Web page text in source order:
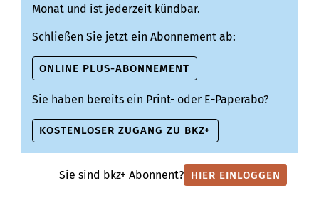
Monat und ist jederzeit kündbar.
Schließen Sie jetzt ein Abonnement ab:
ONLINE PLUS-ABONNEMENT
Sie haben bereits ein Print- oder E-Paperabo?
KOSTENLOSER ZUGANG ZU BKZ+
Sie sind bkz+ Abonnent? HIER EINLOGGEN